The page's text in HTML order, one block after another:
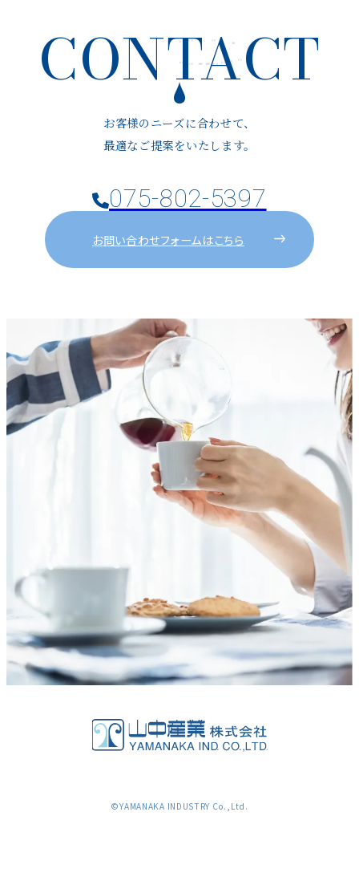
CONTACT
お客様のニーズに合わせて、
最適なご提案をいたします。
075-802-5397
お問い合わせフォームはこちら
©YAMANAKA INDUSTRY Co.,Ltd.